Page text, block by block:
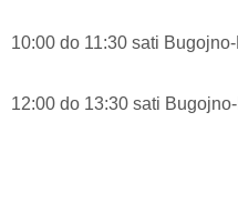
10:00 do 11:30 sati
12:00 do 13:30 sati